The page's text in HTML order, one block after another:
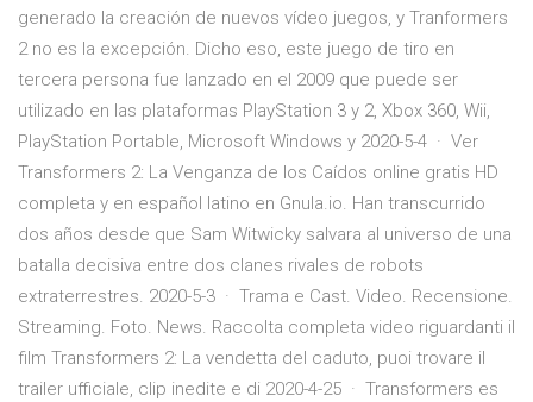
generado la creación de nuevos vídeo juegos, y Tranformers
2 no es la excepción. Dicho eso, este juego de tiro en
tercera persona fue lanzado en el 2009 que puede ser
utilizado en las plataformas PlayStation 3 y 2, Xbox 360, Wii,
PlayStation Portable, Microsoft Windows y 2020-5-4 · Ver
Transformers 2: La Venganza de los Caídos online gratis HD
completa y en español latino en Gnula.io. Han transcurrido
dos años desde que Sam Witwicky salvara al universo de una
batalla decisiva entre dos clanes rivales de robots
extraterrestres. 2020-5-3 · Trama e Cast. Video. Recensione.
Streaming. Foto. News. Raccolta completa video riguardanti il
film Transformers 2: La vendetta del caduto, puoi trovare il
trailer ufficiale, clip inedite e di 2020-4-25 · Transformers es